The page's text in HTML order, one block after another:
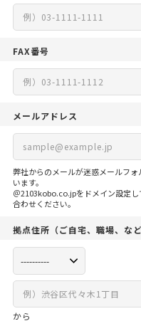
FAX番号
メールアドレス
弊社からのメールが迷惑メールフ
います。
＠2103kobo.co.jpをドメイン設定
合わせください。
拠点住所 （ご自宅、 職場、など
から